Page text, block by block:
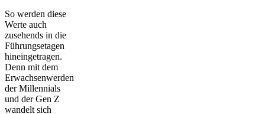
So werden diese
Werte auch
zusehends in die
Führungsetagen
hineingetragen.
Denn mit dem
Erwachsenwerden
der Millennials
und der Gen Z
wandelt sich